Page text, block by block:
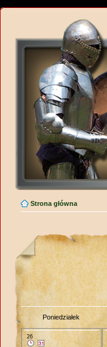
Strona główna
Poniedziałek
26